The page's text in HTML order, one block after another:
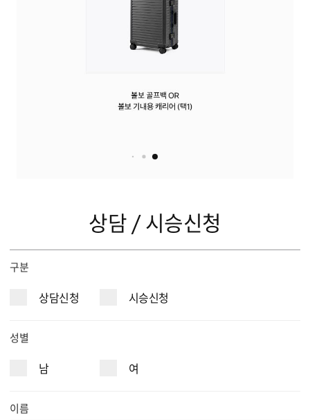
상담 / 시승신청
구분
상담신청 시승신청
성별
남 여
이름